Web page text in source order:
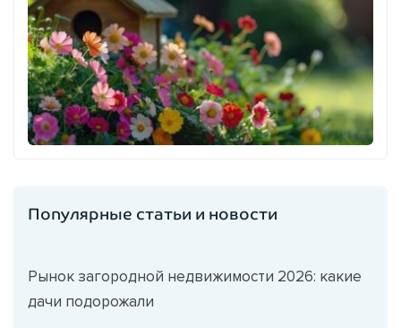
Популярные статьи и новости
Рынок загородной недвижимости 2026: какие
дачи подорожали